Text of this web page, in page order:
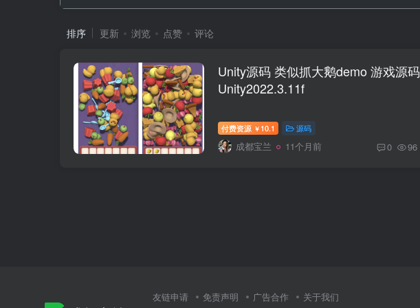
排序 更新 浏览 点赞 评论
Unity源码 类似抓大鹅demo 游戏源码
Unity2022.3.11f
付费资源 ￥ 10.1 源码
成都宝兰 11个月前 0 96
友链申请 免责声明 广告合作 关于我们